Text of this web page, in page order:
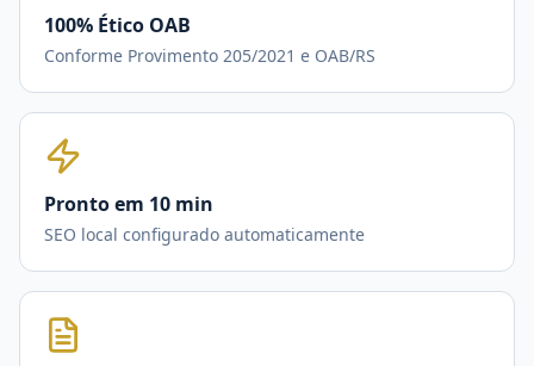
100% Ético OAB
Conforme Provimento 205/2021 e OAB/RS
Pronto em 10 min
SEO local configurado automaticamente